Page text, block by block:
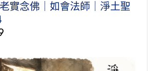
實念佛｜如會法師｜淨土聖